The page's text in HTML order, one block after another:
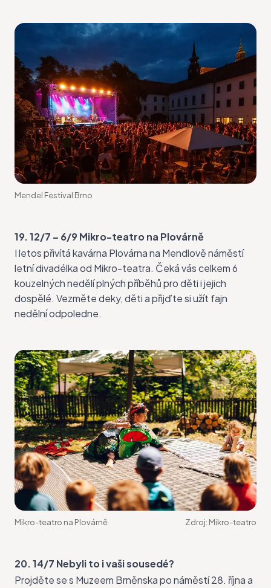
Mendel Festival Brno
19. 12/7 – 6/9 Mikro-teatro na Plovárně
I letos přivítá kavárna Plovárna na Mendlově náměstí
letnídivadélka od Mikro-teatra. Čeká vás celkem 6
kouzelných nedělí plných příběhů pro děti i jejich
dospělé. Vezměte deky, děti a přijďte si užít fajn
nedělní odpoledne.
Mikro-teatro na Plovárně Zdroj: Mikro-teatro
20. 14/7 Nebyli to i vaši sousedé?
Projděte se s Muzeem Brněnska po náměstí 28. října a